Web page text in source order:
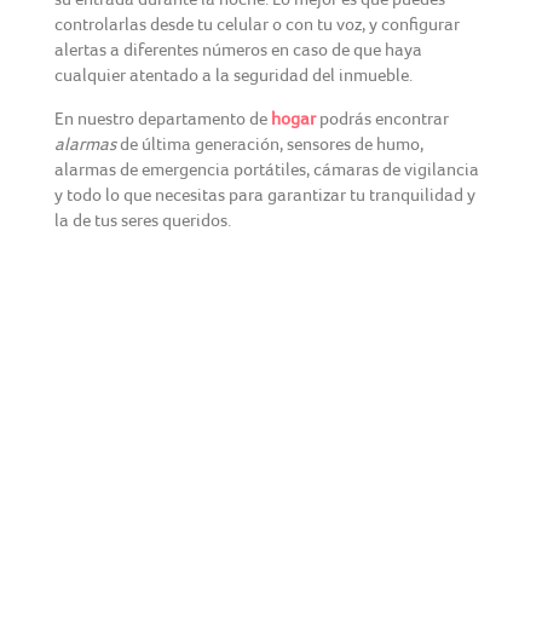
controlarlas desde tu celular o con tu voz, y configurar
alertas a diferentes números en caso de que haya
cualquier atentado a la seguridad del inmueble.
En nuestro departamento de hogarpodrás encontrar
alarmasde última generación, sensores de humo,
alarmas de emergencia portátiles, cámaras de vigilancia
y todo lo que necesitas para garantizar tu tranquilidad y
la de tus seres queridos.